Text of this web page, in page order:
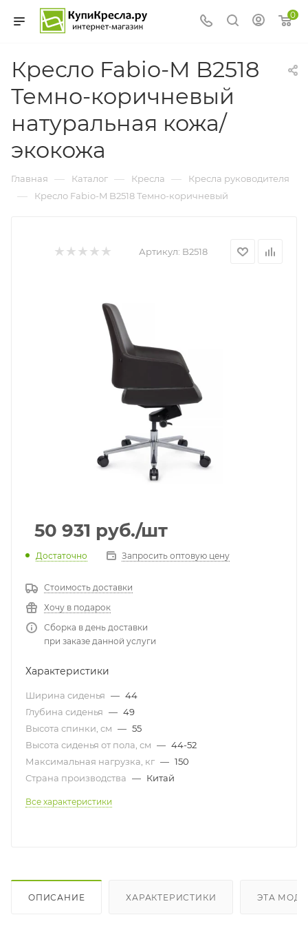
0
Кресло Fabio-M B2518
Темно-коричневый
натуральная кожа/
экокожа
Главная — Каталог — Кресла — Кресла руководителя
— Кресло Fabio-M B2518 Темно-коричневый
Артикул: B2518
50 931 руб./шт
Достаточно Запросить оптовую цену
Стоимость доставки
Хочу в подарок
Сборка в день доставки
при заказе данной услуги
Характеристики
Ширина сиденья — 44
Глубина сиденья — 49
Высота спинки, см — 55
Высота сиденья от пола, см — 44-52
Максимальная нагрузка, кг — 150
Страна производства — Китай
Все характеристики
ОПИСАНИЕ ХАРАКТЕРИСТИКИ ЭТА